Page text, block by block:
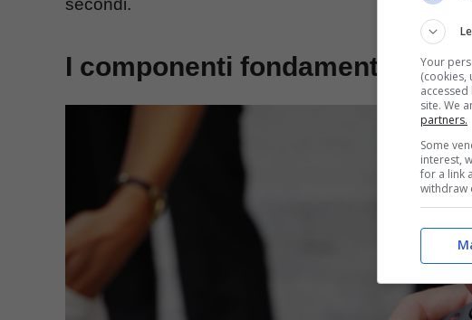
secondi.
I componenti fondamentali
Your
(cookies,
site. We
partners.
Some
interest,
for a link
withdraw